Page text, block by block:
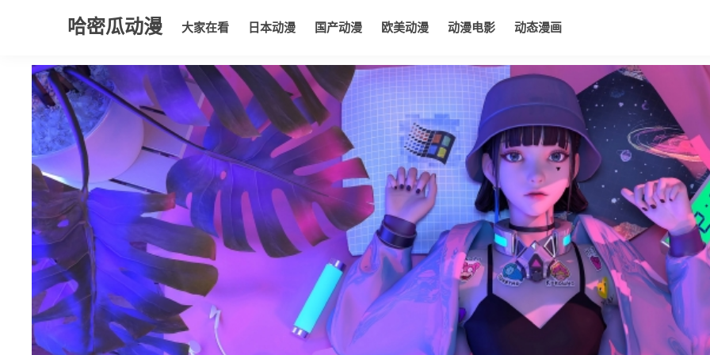
哈密瓜动漫 大家在看 日本动漫 国产动漫 欧美动漫 动漫电影 动态漫画
大家在看 日本动漫 国产动漫 欧美动漫 动漫电影 动态漫画